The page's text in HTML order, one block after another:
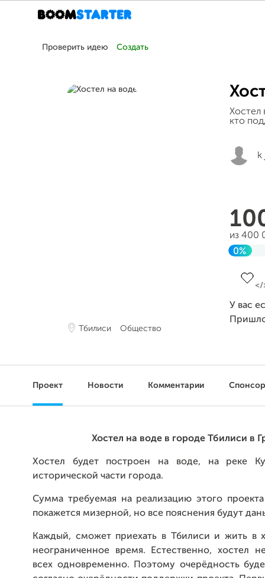
Проверить идею Создать
Тбилиси Общество
Хостел
кто
k
из 400
0%
У вас
Проект Новости Комментарии
Хостел на воде в городе Тбилиси в
Хостел будет построен на воде, на реке
исторической части города.
Сумма требуемая на реализацию этого
покажется мизерной, но все пояснения будут
Каждый, сможет приехать в Тбилиси и жить в
неограниченное время. Естественно, хостел
всех одновременно. Поэтому очерёдность